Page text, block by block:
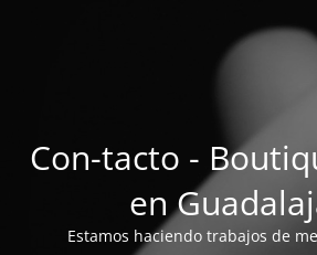
Con-tacto -
en
Estamos haciendo trabajos de